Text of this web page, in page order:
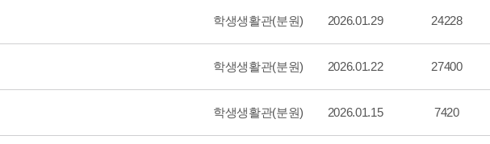
학생생활관(분원) 2026.01.29 24228
학생생활관(분원) 2026.01.22 27400
학생생활관(분원) 2026.01.15 7420